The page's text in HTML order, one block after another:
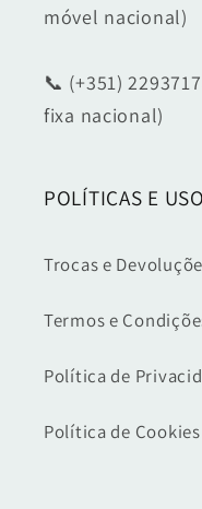
móvel nacional)
📞 (+351)
fixa nacional)
POLÍTICAS E USO
Trocas e
Termos e
Política de
Política de Cookies